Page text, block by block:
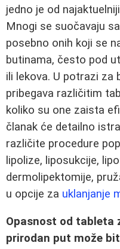
jedno je od
Mnogi se suočavaju
posebno onih koji se
butinama, često pod
ili lekova. U potrazi za
pribegava različitim
koliko su one zaista
članak će detailno
različite procedure
lipolize, liposukcije,
dermolipektomije,
u opcije za uklanjanje
Opasnost od tableta
prirodan put može